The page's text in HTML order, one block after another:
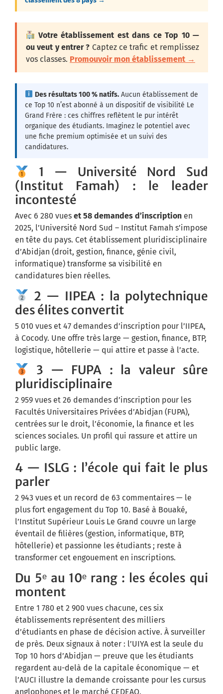
Votre établissement est dans ce Top 10 —
ou veut y entrer ? Captez ce trafic et remplissez
vos classes. Promouvoir mon établissement →
Des résultats 100 % natifs.Aucun établissement de
ce Top 10 n’est abonné à un dispositif de visibilité Le
Grand Frère : ces chiffres reflètent le pur intérêt
organique des étudiants. Imaginez le potentiel avec
une fiche premium optimisée et un suivi des
candidatures.
1 — Université Nord Sud
(Institut Famah) : le leader
incontesté
Avec 6 280 vues et 58 demandes d’inscription en
2025, l’Université Nord Sud – Institut Famah s’impose
en tête du pays. Cet établissement pluridisciplinaire
d’Abidjan (droit, gestion, finance, génie civil,
informatique) transforme sa visibilité en
candidatures bien réelles.
2 — IIPEA : la polytechnique
des élites convertit
5 010 vues et 47 demandes d’inscription pour l’IIPEA,
à Cocody. Une offre très large — gestion, finance, BTP,
logistique, hôtellerie — qui attire et passe à l’acte.
3 — FUPA : la valeur sûre
pluridisciplinaire
2 959 vues et 26 demandes d’inscription pour les
Facultés Universitaires Privées d’Abidjan (FUPA),
centrées sur le droit, l’économie, la finance et les
sciences sociales. Un profil qui rassure et attire un
public large.
4 — ISLG : l’école qui fait le plus
parler
2 943 vues et un record de 63 commentaires — le
plus fort engagement du Top 10. Basé à Bouaké,
l’Institut Supérieur Louis Le Grand couvre un large
éventail de filières (gestion, informatique, BTP,
hôtellerie) et passionne les étudiants ; reste à
transformer cet engouement en inscriptions.
Du 5ᵉ au 10ᵉ rang : les écoles qui
montent
Entre 1 780 et 2 900 vues chacune, ces six
établissements représentent des milliers
d’étudiants en phase de décision active. À surveiller
de près. Deux signaux à noter : l’UIYA est la seule du
Top 10 hors d’Abidjan — preuve que les étudiants
regardent au-delà de la capitale économique — et
l’AUCI illustre la demande croissante pour les cursus
anglophones et le marché CEDEAO.